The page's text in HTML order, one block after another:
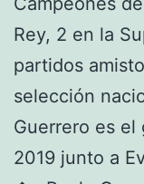
Rey, 2 en la
partidos
selección
Guerrero es el
2019 junto a